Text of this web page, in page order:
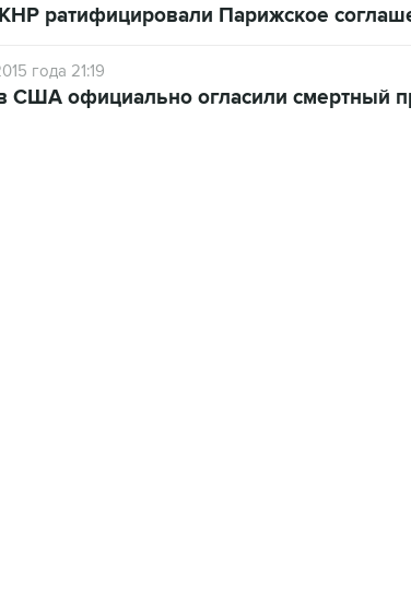
ратифицировали Парижское
года 21:19
США официально огласили смертный